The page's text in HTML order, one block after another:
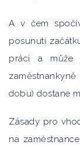
A v čem
posunutí
práci a může
dobu) dostane
Zásady pro
na